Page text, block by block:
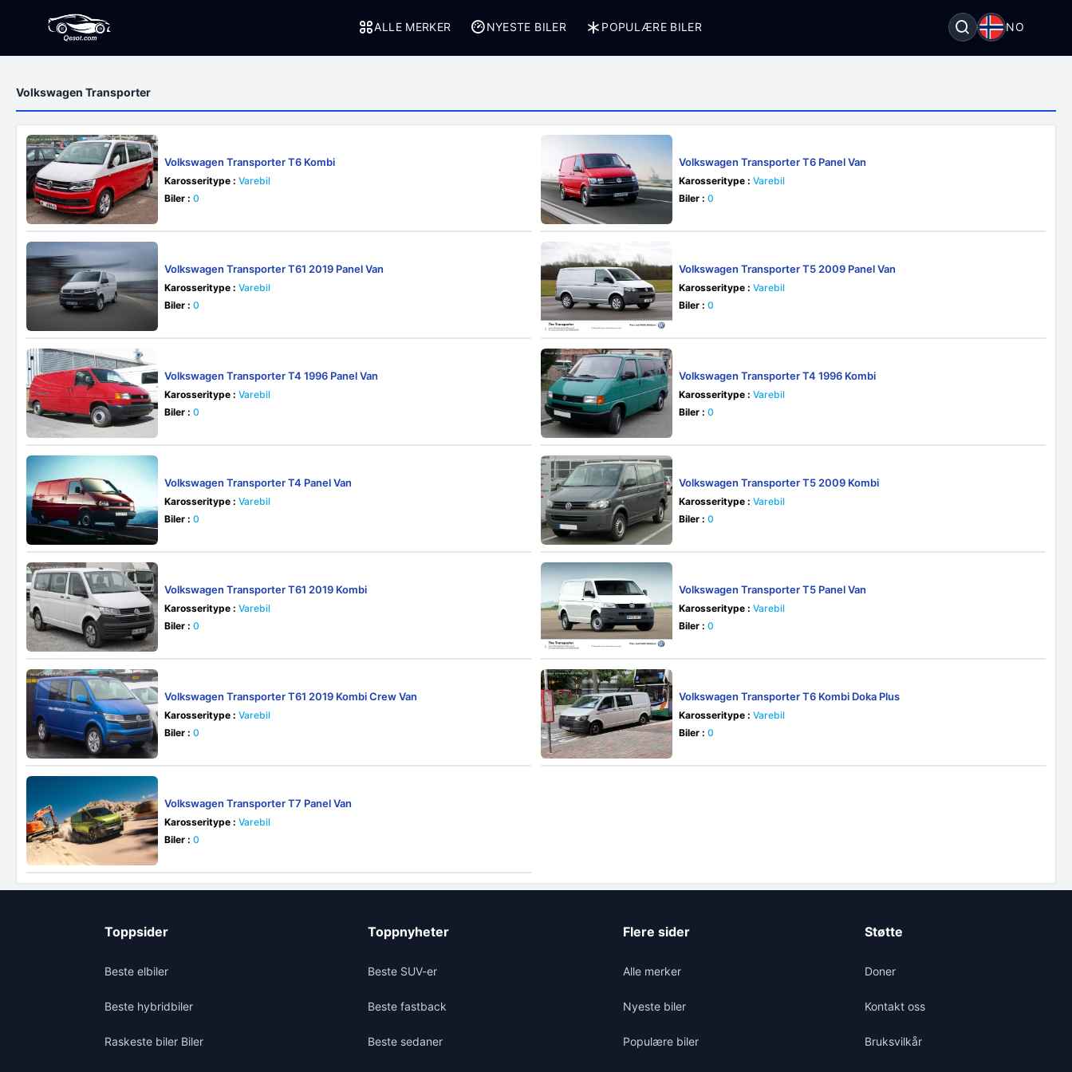
ALLE MERKER NYESTE BILER POPULÆRE BILER NO
Volkswagen Transporter
Volkswagen Transporter T6 Kombi
Karosseritype : Varebil
Biler : 0
Volkswagen Transporter T6 Panel Van
Karosseritype : Varebil
Biler : 0
Volkswagen Transporter T61 2019 Panel Van
Karosseritype : Varebil
Biler : 0
Volkswagen Transporter T5 2009 Panel Van
Karosseritype : Varebil
Biler : 0
Volkswagen Transporter T4 1996 Panel Van
Karosseritype : Varebil
Biler : 0
Volkswagen Transporter T4 1996 Kombi
Karosseritype : Varebil
Biler : 0
Volkswagen Transporter T4 Panel Van
Karosseritype : Varebil
Biler : 0
Volkswagen Transporter T5 2009 Kombi
Karosseritype : Varebil
Biler : 0
Volkswagen Transporter T61 2019 Kombi
Karosseritype : Varebil
Biler : 0
Volkswagen Transporter T5 Panel Van
Karosseritype : Varebil
Biler : 0
Volkswagen Transporter T61 2019 Kombi Crew Van
Karosseritype : Varebil
Biler : 0
Volkswagen Transporter T6 Kombi Doka Plus
Karosseritype : Varebil
Biler : 0
Volkswagen Transporter T7 Panel Van
Karosseritype : Varebil
Biler : 0
Toppsider
Beste elbiler
Beste hybridbiler
Raskeste biler Biler
Toppnyheter
Beste SUV-er
Beste fastback
Beste sedaner
Flere sider
Alle merker
Nyeste biler
Populære biler
Støtte
Doner
Kontakt oss
Bruksvilkår